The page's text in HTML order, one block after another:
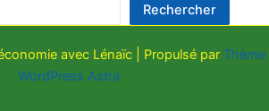
Rechercher
avec Lénaïc | Propulsé par Thème
WordPress Astra